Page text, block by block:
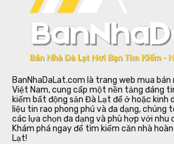
BanNhaDaLat.com là trang web mua
Việt Nam, cung cấp một nền tảng đáng
kiếm bất động sản Đà Lạt để ở hoặc kinh
liệu tin rao phong phú và đa dạng, chúng
các lựa chọn đa dạng và phù hợp với nhu
Khám phá ngay để tìm kiếm căn nhà
Lạt!